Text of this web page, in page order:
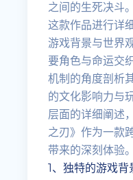
之间的生死决斗
这款作品进行详
游戏背景与世界
要角色与命运交
机制的角度剖析
的文化影响力与
层面的详细阐述
之刃》作为一款
带来的深刻体验。
1、独特的游戏